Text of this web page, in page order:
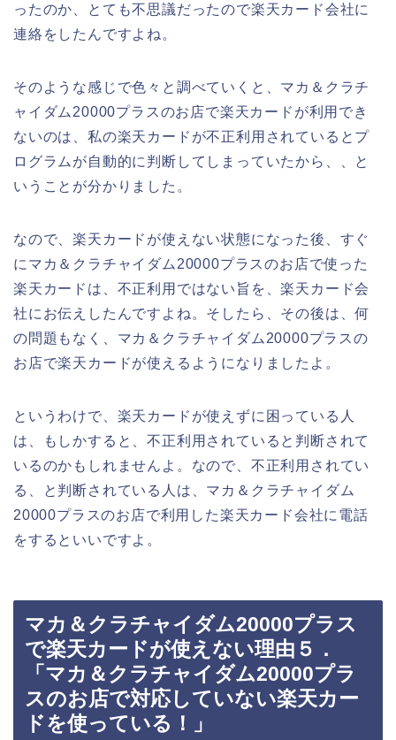
ったのか、とても不思議だったので楽天カード会社に
連絡をしたんですよね。
そのような感じで色々と調べていくと、マカ＆クラチ
ャイダム20000プラスのお店で楽天カードが利用でき
ないのは、私の楽天カードが不正利用されているとプ
ログラムが自動的に判断してしまっていたから、、と
いうことが分かりました。
なので、楽天カードが使えない状態になった後、すぐ
にマカ＆クラチャイダム20000プラスのお店で使った
楽天カードは、不正利用ではない旨を、楽天カード会
社にお伝えしたんですよね。そしたら、その後は、何
の問題もなく、マカ＆クラチャイダム20000プラスの
お店で楽天カードが使えるようになりましたよ。
というわけで、楽天カードが使えずに困っている人
は、もしかすると、不正利用されていると判断されて
いるのかもしれませんよ。なので、不正利用されてい
る、と判断されている人は、マカ＆クラチャイダム
20000プラスのお店で利用した楽天カード会社に電話
をするといいですよ。
マカ＆クラチャイダム20000プラス
で楽天カードが使えない理由５．
「マカ＆クラチャイダム20000プラ
スのお店で対応していない楽天カー
ドを使っている！」